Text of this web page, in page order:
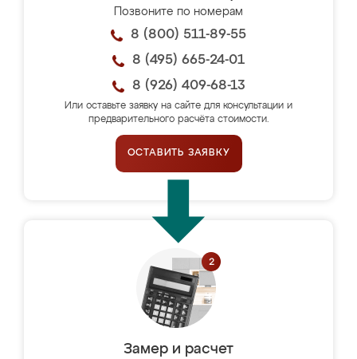
Позвоните по номерам
8 (800) 511-89-55
8 (495) 665-24-01
8 (926) 409-68-13
Или оставьте заявку на сайте для консультации и
предварительного расчёта стоимости.
ОСТАВИТЬ ЗАЯВКУ
Замер и расчет